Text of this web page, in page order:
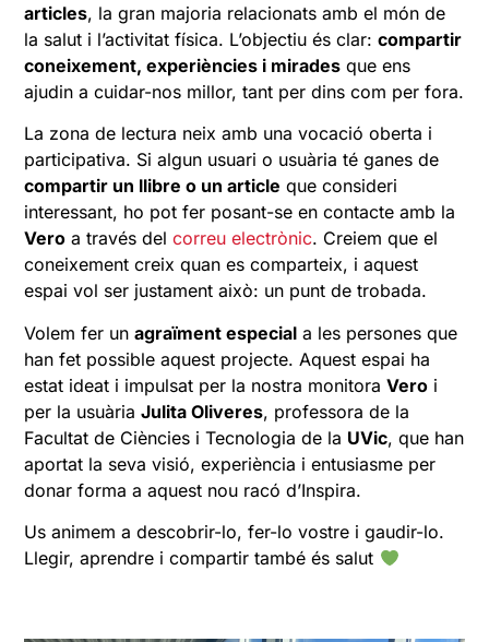
articles, la gran majoria relacionats amb el món de
la salut i l’activitat física. L’objectiu és clar:compartir
coneixement, experiències i mirades que ens
ajudin a cuidar-nos millor, tant per dins com per fora.
La zona de lectura neix amb una vocació oberta i
participativa. Si algun usuari o usuària té ganes de
compartir un llibre o un article que consideri
interessant, ho pot fer posant-se en contacte amb la
Vero a través delcorreu electrònic. Creiem que el
coneixement creix quan es comparteix, i aquest
espai vol ser justament això: un punt de trobada.
Volem fer unagraïment especial a les persones que
han fet possible aquest projecte. Aquest espai ha
estat ideat i impulsat per la nostra monitoraVero i
per la usuàriaJulita Oliveres, professora de la
Facultat de Ciències i Tecnologia de la UVic, que han
aportat la seva visió, experiència i entusiasme per
donar forma a aquest nou racó d’Inspira.
Us animem a descobrir-lo, fer-lo vostre i gaudir-lo.
Llegir, aprendre i compartir també és salut